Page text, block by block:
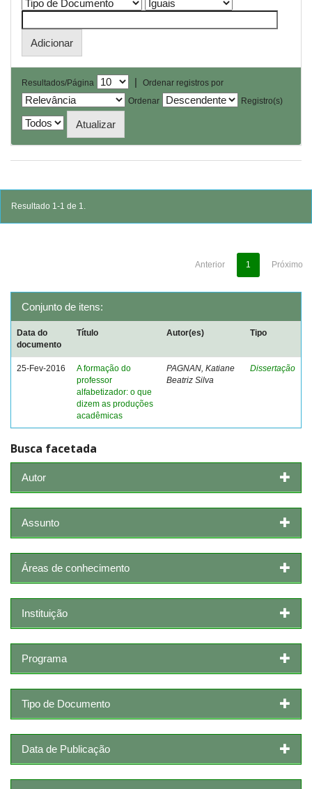
Resultados/Página |
Ordenar registros por
Ordenar
Registro(s)
Resultado 1-1 de 1.
Anterior 1 Próximo
Conjunto de itens:
Data do
documento
Título Autor(es) Tipo
25-Fev-2016
A formação do
professor
alfabetizador: o que
dizem as produções
acadêmicas
PAGNAN, Katiane
Beatriz Silva
Dissertação
Busca facetada
Autor
Assunto
Áreas de conhecimento
Instituição
Programa
Tipo de Documento
Data de Publicação